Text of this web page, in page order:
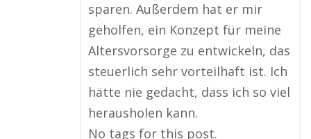
sparen. Außerdem hat er mir
geholfen, ein Konzept für meine
Altersvorsorge zu entwickeln, das
steuerlich sehr vorteilhaft ist. Ich
hätte nie gedacht, dass ich so viel
herausholen kann.
No tags for this post.